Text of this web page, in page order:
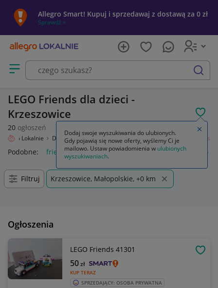
Allegro Smart! Kupuj i sprzedawaj z dostawą za 0 zł
Sprawdź »
Otwórz menu z kategoriami
szukaj
LEGO Friends dla dzieci -
Krzeszowice
20 ogłoszeń
Allegro Lokalnie Dziecko Zabawki Klocki LEGO Zestawy Friends
Podobne: friends lego friends lego friends domek lego
Filtruj Krzeszowice, Małopolskie, +0 km
Ogłoszenia
LEGO Friends 41301
KUP TERAZ
50zł
SPRZEDAJĄCY: OSOBA PRYWATNA
Dodaj swoje wyszukiwania do ulubionych.
Gdy pojawią się nowe oferty, wyślemy Ci je
mailowo. Ustaw powiadomienia w ulubionych
wyszukiwaniach.